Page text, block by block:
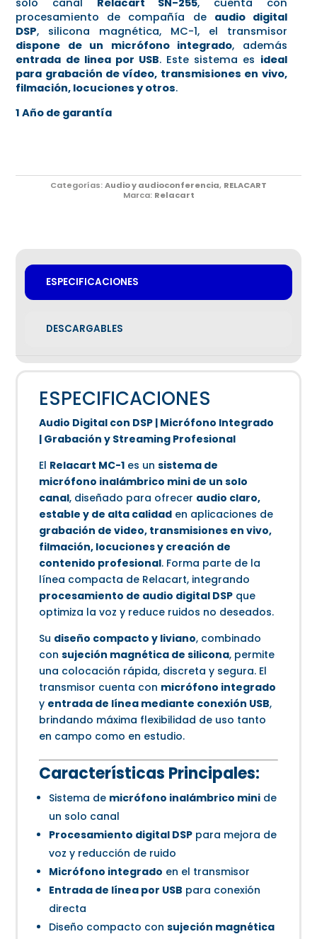
procesamiento de compañía de audio digital
DSP, silicona magnética, MC-1, el transmisor
dispone de un micrófono integrado, además
entrada de linea por USB. Este sistema es ideal
para grabación de vídeo, transmisiones en vivo,
filmación, locuciones y otros.
1 Año de garantía
Categorías:Audio y audioconferencia, RELACART
Marca: Relacart
ESPECIFICACIONES
DESCARGABLES
ESPECIFICACIONES
Audio Digital con DSP | Micrófono Integrado
| Grabación y Streaming Profesional
El Relacart MC-1 es unsistema de
micrófono inalámbrico mini de un solo
canal, diseñado para ofrecer audio claro,
estable y de alta calidad en aplicaciones de
grabación de video, transmisiones en vivo,
filmación, locuciones y creación de
contenido profesional. Forma parte de la
línea compacta de Relacart, integrando
procesamiento de audio digital DSP que
optimiza la voz y reduce ruidos no deseados.
Su diseño compacto y liviano, combinado
consujeción magnética de silicona, permite
una colocación rápida, discreta y segura. El
transmisor cuenta con micrófono integrado
y entrada de línea mediante conexión USB,
brindando máxima flexibilidad de uso tanto
en campo como en estudio.
Características Principales:
Sistema de micrófono inalámbrico mini de
un solo canal
Procesamiento digital DSP para mejora de
voz y reducción de ruido
Micrófono integrado en el transmisor
Entrada de línea por USB para conexión
directa
Diseño compacto consujeción magnética